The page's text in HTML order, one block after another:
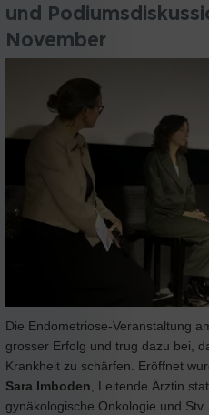
und
November
Die Endometriose-Veranstaltung
grosser Erfolg und trug dazu bei,
Krankheit zu schärfen. Eröffnet
Sara Imboden , Leitende Ärztin
gynäkologische Onkologie und